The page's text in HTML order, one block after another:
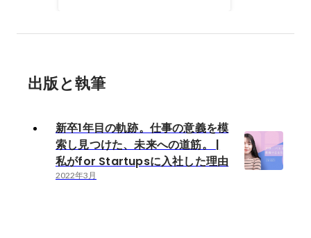
出版と執筆
新卒1年目の軌跡。仕事の意義を模
索し見つけた、未来への道筋。 |
私がfor Startupsに入社した理由
2022年3月